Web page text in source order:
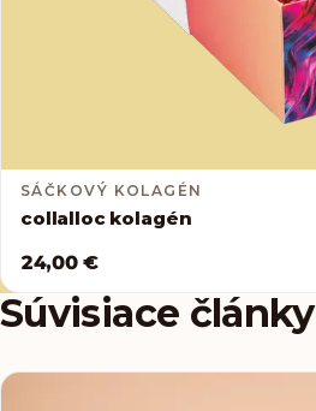
SÁČKOVÝ KOLAGÉN
collalloc kolagén
24,00 €
Súvisiace články